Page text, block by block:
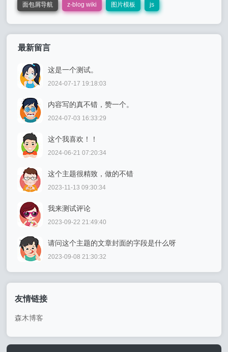
面包屑导航 z-blog wiki 图片模板 js
最新留言
这是一个测试。
2024-07-17 19:18:03
内容写的真不错，赞一个。
2024-07-03 16:33:29
这个我喜欢！！
2024-06-21 07:20:34
这个主题很精致，做的不错
2023-11-13 09:30:34
我来测试评论
2023-09-22 21:49:40
请问这个主题的文章封面的字段是什么呀
2023-09-08 21:30:32
友情链接
森木博客